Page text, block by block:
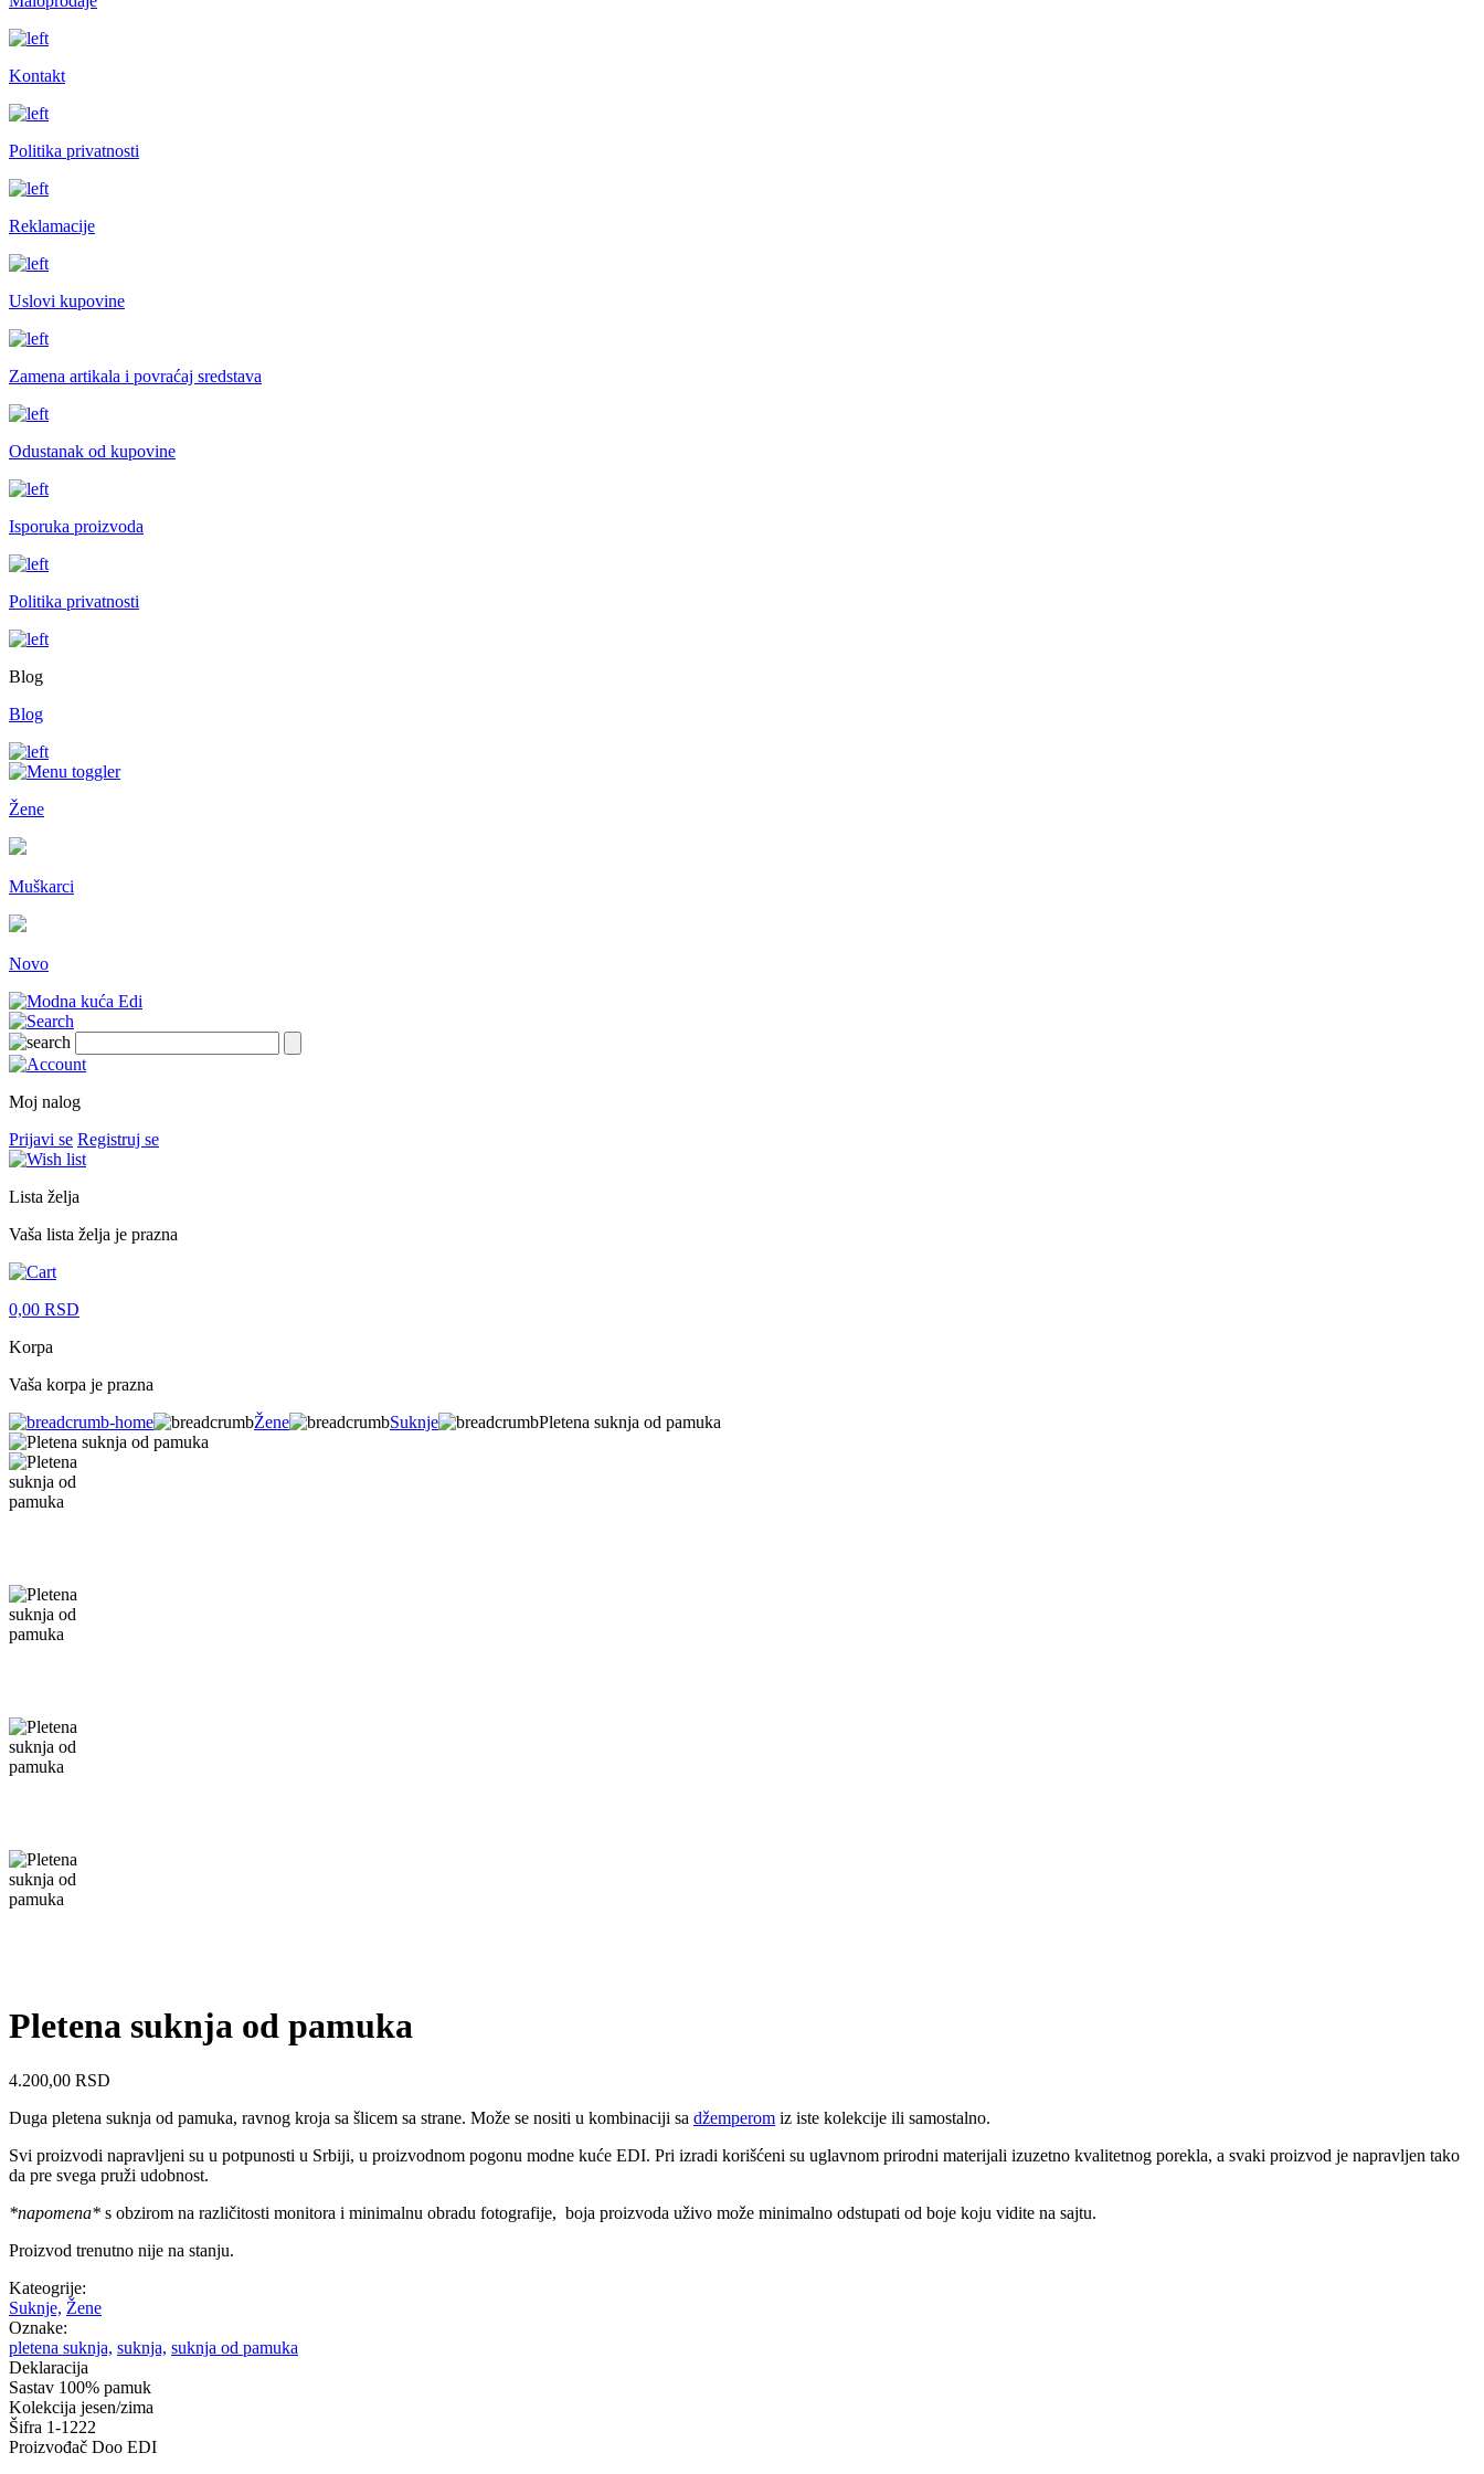
Kontakt
Politika privatnosti
Reklamacije
Uslovi kupovine
Zamena artikala i povraćaj sredstava
Odustanak od kupovine
Isporuka proizvoda
Politika privatnosti
Blog
Blog
Žene
Muškarci
Novo
Moj nalog
Prijavi se Registruj se
Lista želja
Vaša lista želja je prazna
0,00 RSD
Korpa
Vaša korpa je prazna
Žene
Suknje Pletena suknja od pamuka
Pletena suknja od pamuka
4.200,00 RSD
Duga pletena suknja od pamuka, ravnog kroja sa šlicem sa strane. Može se nositi u kombinaciji sa džemperom iz iste kolekcije ili samostalno.
Svi proizvodi napravljeni su u potpunosti u Srbiji, u proizvodnom pogonu modne kuće EDI. Pri izradi korišćeni su uglavnom prirodni materijali izuzetno kvalitetnog porekla, a svaki proizvod je napravljen tako
da pre svega pruži udobnost.
*napomena* s obzirom na različitosti monitora i minimalnu obradu fotografije, boja proizvoda uživo može minimalno odstupati od boje koju vidite na sajtu.
Proizvod trenutno nije na stanju.
Kateogrije:
Suknje, Žene
Oznake:
pletena suknja, suknja, suknja od pamuka
Deklaracija
Sastav 100% pamuk
Kolekcija jesen/zima
Šifra 1-1222
Proizvođač Doo EDI